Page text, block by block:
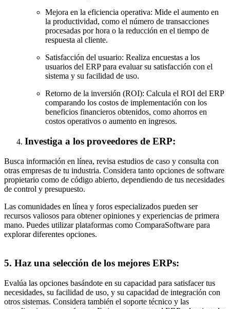
Mejora en la eficiencia operativa: Mide el aumento en
la productividad, como el número de transacciones
procesadas por hora o la reducción en el tiempo de
respuesta al cliente.
Satisfacción del usuario: Realiza encuestas a los
usuarios del ERP para evaluar su satisfacción con el
sistema y su facilidad de uso.
Retorno de la inversión (ROI): Calcula el ROI del ERP
comparando los costos de implementación con los
beneficios financieros obtenidos, como ahorros en
costos operativos o aumento en ingresos.
Investiga a los proveedores de ERP:
Busca información en línea, revisa estudios de caso y consulta con
otras empresas de tu industria. Considera tanto opciones de software
propietario como de código abierto, dependiendo de tus necesidades
de control y presupuesto.
Las comunidades en línea y foros especializados pueden ser
recursos valiosos para obtener opiniones y experiencias de primera
mano. Puedes utilizar plataformas como ComparaSoftware para
explorar diferentes opciones.
5. Haz una selección de los mejores ERPs:
Evalúa las opciones basándote en su capacidad para satisfacer tus
necesidades, su facilidad de uso, y su capacidad de integración con
otros sistemas. Considera también el soporte técnico y las